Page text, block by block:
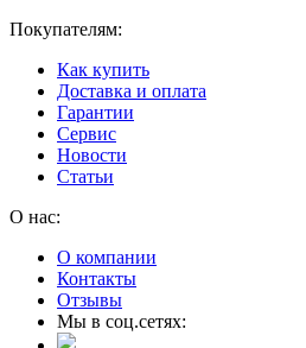
Покупателям:
Как купить
Доставка и оплата
Гарантии
Сервис
Новости
Статьи
О нас:
О компании
Контакты
Отзывы
Мы в соц.сетях: